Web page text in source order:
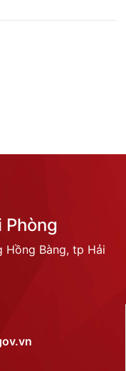
Phòng
Hồng Bàng, tp Hải